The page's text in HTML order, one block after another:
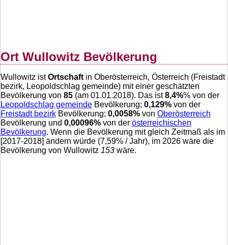
Ort Wullowitz Bevölkerung
Wullowitz istOrtschaft in Oberösterreich, Österreich (Freistadt
bezirk, Leopoldschlag gemeinde) mit einer geschätzten
Bevölkerung von 85 (am 01.01.2018). Das ist8,4%% von der
Leopoldschlag gemeinde Bevölkerung; 0,129% von der
Freistadt bezirk Bevölkerung; 0,0058% von Oberösterreich
Bevölkerung und 0,00096% von der österreichischen
Bevölkerung. Wenn die Bevölkerung mit gleich Zeitmaß als im
[2017-2018] ändern würde (7,59% / Jahr), im 2026 wäre die
Bevölkerung von Wullowitz 153 wäre.